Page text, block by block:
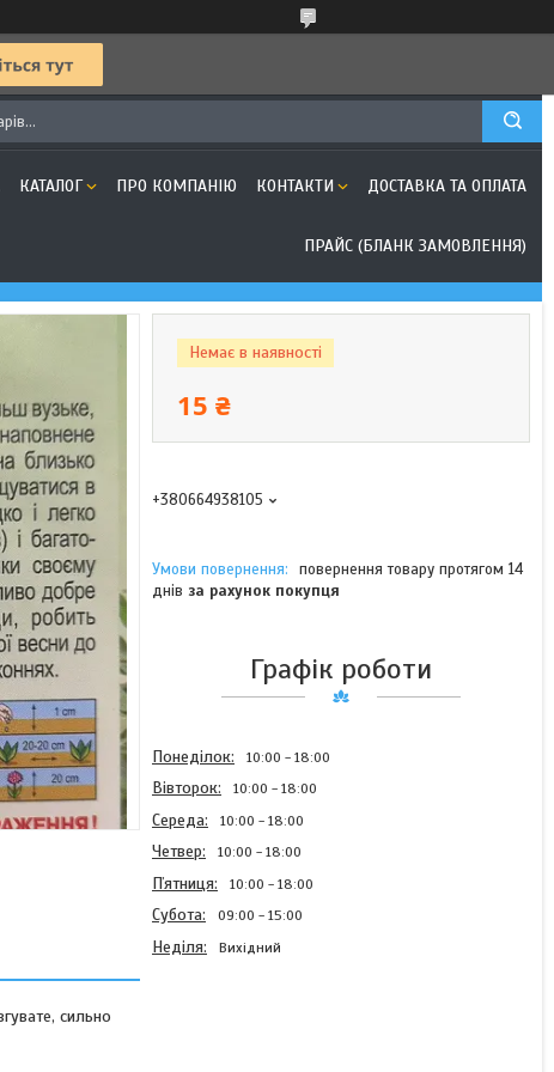
КАТАЛОГ ПРО КОМПАНІЮ КОНТАКТИ ДОСТАВКА ТА ОПЛАТА
ПРАЙС (БЛАНК ЗАМОВЛЕННЯ)
сильно
Немає в наявності
15 ₴
+380664938105
повернення товару протягом 14
днів за рахунок покупця
Графік роботи
Понеділок 10:00 18:00
Вівторок 10:00 18:00
Середа 10:00 18:00
Четвер 10:00 18:00
Пʼятниця 10:00 18:00
Субота 09:00 15:00
Неділя Вихідний